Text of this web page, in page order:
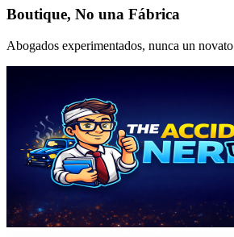
Boutique, No una Fábrica
Abogados experimentados, nunca un novato